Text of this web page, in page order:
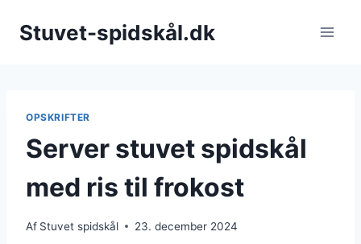
Stuvet-spidskål.dk
OPSKRIFTER
Server stuvet spidskål
med ris til frokost
Af Stuvet spidskål 23. december 2024